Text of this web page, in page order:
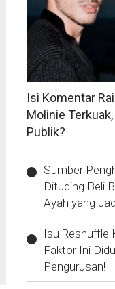
Isi Komentar
Molinie
Publik?
Sumber
Dituding Beli
Ayah yang
Isu Reshuffle
Faktor Ini
Pengurusan!